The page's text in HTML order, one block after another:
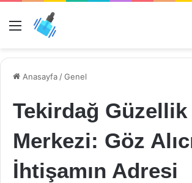
Menü
Anasayfa /Genel
Tekirdağ Güzellik
Merkezi: Göz
İhtişamın Adresi